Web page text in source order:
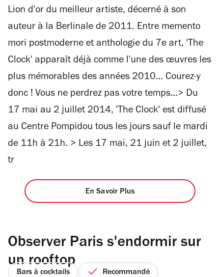
Lion d'or du meilleur artiste, décerné à son
auteur à la Berlinale de 2011. Entre memento
mori postmoderne et anthologie du 7e art, 'The
Clock' apparaît déjà comme l'une des œuvres les
plus mémorables des années 2010... Courez-y
donc ! Vous ne perdrez pas votre temps...> Du
17 mai au 2 juillet 2014, 'The Clock' est diffusé
au Centre Pompidou tous les jours sauf le mardi
de 11h à 21h. > Les 17 mai, 21 juin et 2 juillet,
tr
En Savoir Plus
Observer Paris s'endormir sur
un rooftop
Bars à cocktails Recommandé